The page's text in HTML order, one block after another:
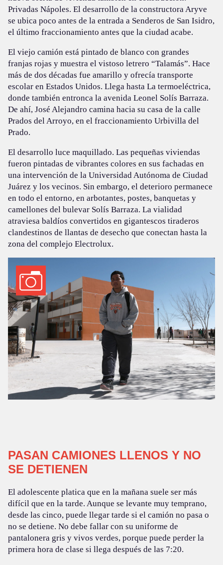
Privadas Nápoles. El desarrollo de la constructora Aryve
se ubica poco antes de la entrada a Senderos de San Isidro,
el último fraccionamiento antes que la ciudad acabe.
El viejo camión está pintado de blanco con grandes
franjas rojas y muestra el vistoso letrero “Talamás”. Hace
más de dos décadas fue amarillo y ofrecía transporte
escolar en Estados Unidos. Llega hasta La termoeléctrica,
donde también entronca la avenida Leonel Solís Barraza.
De ahí, José Alejandro camina hacia su casa de la calle
Prados del Arroyo, en el fraccionamiento Urbivilla del
Prado.
El desarrollo luce maquillado. Las pequeñas viviendas
fueron pintadas de vibrantes colores en sus fachadas en
una intervención de la Universidad Autónoma de Ciudad
Juárez y los vecinos. Sin embargo, el deterioro permanece
en todo el entorno, en arbotantes, postes, banquetas y
camellones del bulevar Solís Barraza. La vialidad
atraviesa baldíos convertidos en gigantescos tiraderos
clandestinos de llantas de desecho que conectan hasta la
zona del complejo Electrolux.
PASAN CAMIONES LLENOS Y NO
SE DETIENEN
El adolescente platica que en la mañana suele ser más
difícil que en la tarde. Aunque se levante muy temprano,
desde las cinco, puede llegar tarde si el camión no pasa o
no se detiene. No debe fallar con su uniforme de
pantalonera gris y vivos verdes, porque puede perder la
primera hora de clase si llega después de las 7:20.